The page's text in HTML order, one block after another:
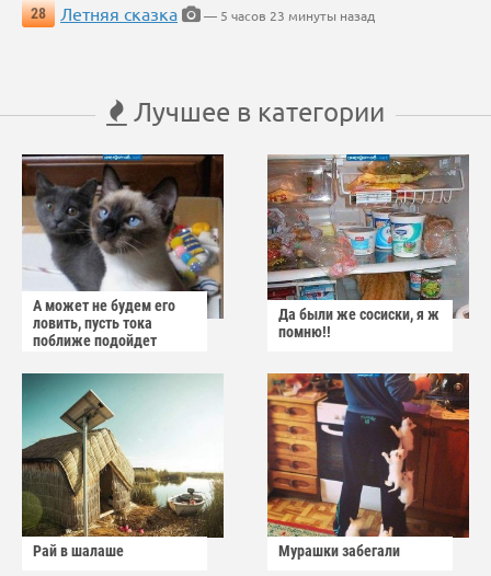
28
Летняя сказка — 5 часов 23 минуты назад
Лучшее в категории
А может не будем его
ловить, пусть тока
поближе подойдет
Да были же сосиски, я ж
помню!!
Рай в шалаше Мурашки забегали